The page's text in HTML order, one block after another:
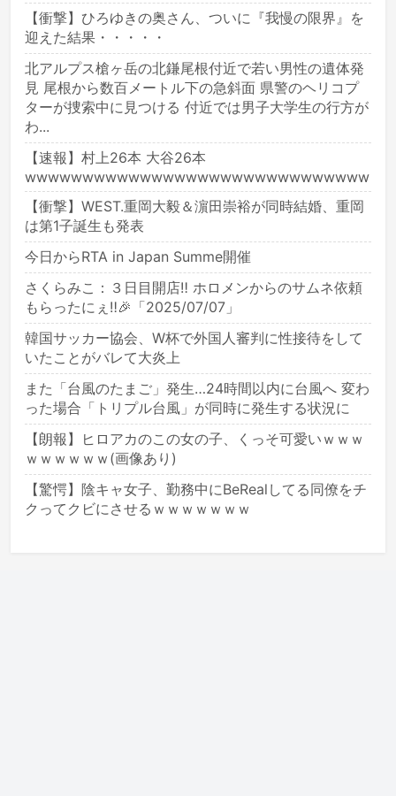
【衝撃】ひろゆきの奥さん、ついに『我慢の限界』を
迎えた結果・・・・・
北アルプス槍ヶ岳の北鎌尾根付近で若い男性の遺体発
見 尾根から数百メートル下の急斜面 県警のヘリコプ
ターが捜索中に見つける 付近では男子大学生の行方が
わ...
【速報】村上26本 大谷26本
wwwwwwwwwwwwwwwwwwwwwwwwwwwwww
【衝撃】WEST.重岡大毅＆濵田崇裕が同時結婚、重岡
は第1子誕生も発表
今日からRTA in Japan Summe開催
さくらみこ：３日目開店‼ ホロメンからのサムネ依頼
もらったにぇ‼🎉「2025/07/07」
韓国サッカー協会、W杯で外国人審判に性接待をして
いたことがバレて大炎上
また「台風のたまご」発生…24時間以内に台風へ 変わ
った場合「トリプル台風」が同時に発生する状況に
【朗報】ヒロアカのこの女の子、くっそ可愛いｗｗｗ
ｗｗｗｗｗｗ(画像あり)
【驚愕】陰キャ女子、勤務中にBeRealしてる同僚をチ
クってクビにさせるｗｗｗｗｗｗｗ